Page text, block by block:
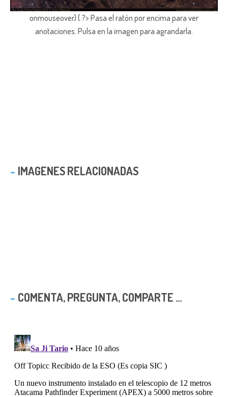
onmouseover) { ?> Pasa el ratón por encima para ver
anotaciones. Pulsa en la imagen para agrandarla.
IMAGENES RELACIONADAS
COMENTA, PREGUNTA, COMPARTE ...